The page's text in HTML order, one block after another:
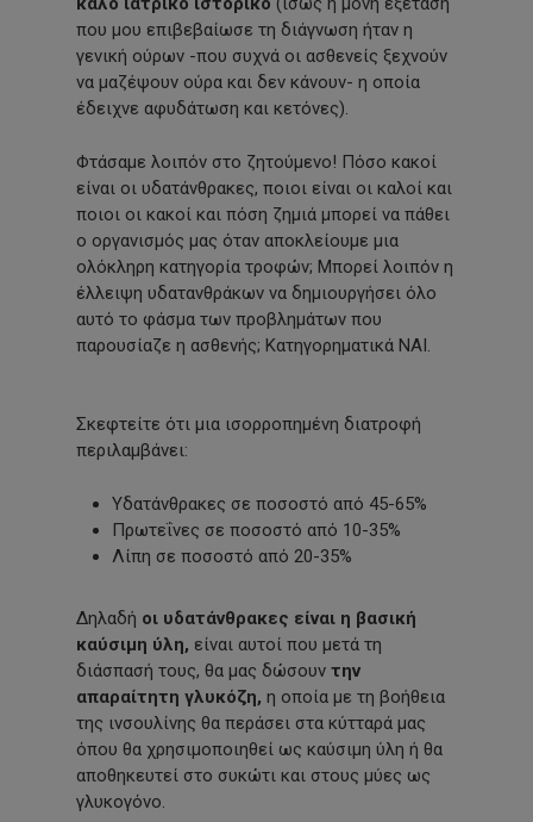
που μου επιβεβαίωσε τη διάγνωση ήταν η
γενική ούρων -που συχνά οι ασθενείς ξεχνούν
να μαζέψουν ούρα και δεν κάνουν- η οποία
έδειχνε αφυδάτωση και κετόνες).
Φτάσαμε λοιπόν στο ζητούμενο! Πόσο κακοί
είναι οι υδατάνθρακες, ποιοι είναι οι καλοί και
ποιοι οι κακοί και πόση ζημιά μπορεί να πάθει
ο οργανισμός μας όταν αποκλείουμε μια
ολόκληρη κατηγορία τροφών; Μπορεί λοιπόν η
έλλειψη υδατανθράκων να δημιουργήσει όλο
αυτό το φάσμα των προβλημάτων που
παρουσίαζε η ασθενής; Κατηγορηματικά ΝΑΙ.
Σκεφτείτε ότι μια ισορροπημένη διατροφή
περιλαμβάνει:
Υδατάνθρακες σε ποσοστό από 45-65%
Πρωτεΐνες σε ποσοστό από 10-35%
Λίπη σε ποσοστό από 20-35%
Δηλαδή οι υδατάνθρακες είναι η βασική
καύσιμη ύλη, είναι αυτοί που μετά τη
διάσπασή τους, θα μας δώσουν την
απαραίτητη γλυκόζη, η οποία με τη βοήθεια
της ινσουλίνης θα περάσει στα κύτταρά μας
όπου θα χρησιμοποιηθεί ως καύσιμη ύλη ή θα
αποθηκευτεί στο συκώτι και στους μύες ως
γλυκογόνο.